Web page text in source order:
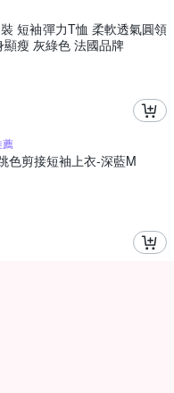
短袖彈力T恤 柔軟透氣圓領
瘦 灰綠色 法國品牌
薦
色剪接短袖上衣-深藍M